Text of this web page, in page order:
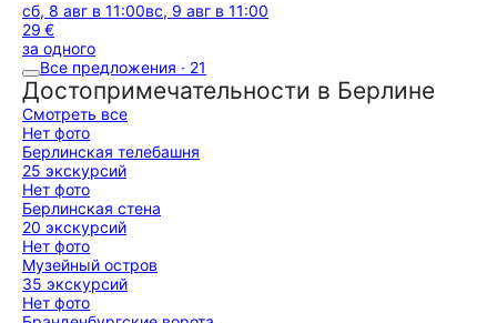
сб, 8 авг в 11:00вс, 9 авг в 11:00
29 €
за одного
Все предложения · 21
Достопримечательности в Берлине
Смотреть все
Нет фото
Берлинская телебашня
25 экскурсий
Нет фото
Берлинская стена
20 экскурсий
Нет фото
Музейный остров
35 экскурсий
Нет фото